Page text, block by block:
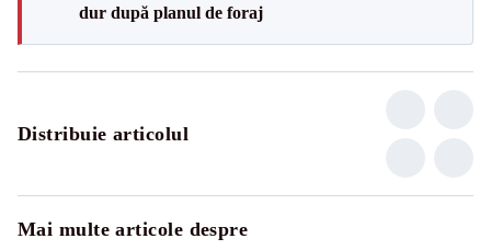
dur după planul de foraj
Distribuie articolul
Mai multe articole despre